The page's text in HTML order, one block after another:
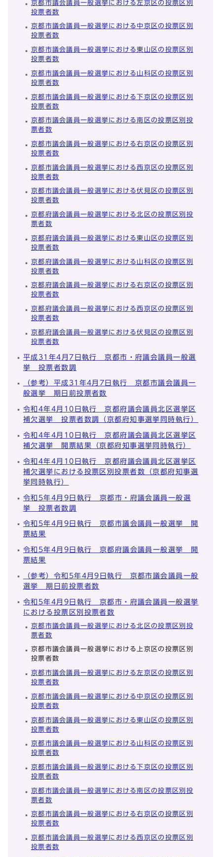
京都市議会議員一般選挙における左京区の投票区別
投票者数
京都市議会議員一般選挙における中京区の投票区別
投票者数
京都市議会議員一般選挙における東山区の投票区別
投票者数
京都市議会議員一般選挙における山科区の投票区別
投票者数
京都市議会議員一般選挙における下京区の投票区別
投票者数
京都市議会議員一般選挙における南区の投票区別投
票者数
京都市議会議員一般選挙における右京区の投票区別
投票者数
京都市議会議員一般選挙における西京区の投票区別
投票者数
京都市議会議員一般選挙における伏見区の投票区別
投票者数
京都府議会議員一般選挙における北区の投票区別投
票者数
京都府議会議員一般選挙における東山区の投票区別
投票者数
京都府議会議員一般選挙における山科区の投票区別
投票者数
京都府議会議員一般選挙における右京区の投票区別
投票者数
京都府議会議員一般選挙における西京区の投票区別
投票者数
京都府議会議員一般選挙における伏見区の投票区別
投票者数
平成31年4月7日執行 京都市・府議会議員一般選
挙 投票者数調
（参考）平成31年4月7日執行 京都市議会議員一
般選挙 期日前投票者数
令和4年4月10日執行 京都府議会議員北区選挙区
補欠選挙 投票者数調（京都府知事選挙同時執行）
令和4年4月10日執行 京都府議会議員北区選挙区
補欠選挙 開票結果（京都府知事選挙同時執行）
令和4年4月10日執行 京都府議会議員北区選挙区
補欠選挙における投票区別投票者数（京都府知事選
挙同時執行）
令和5年4月9日執行 京都市・府議会議員一般選
挙 投票者数調
令和5年4月9日執行 京都市議会議員一般選挙 開
票結果
令和5年4月9日執行 京都府議会議員一般選挙 開
票結果
（参考）令和5年4月9日執行 京都市議会議員一般
選挙 期日前投票者数
令和5年4月9日執行 京都市・府議会議員一般選挙
における投票区別投票者数
京都市議会議員一般選挙における北区の投票区別投
票者数
京都市議会議員一般選挙における上京区の投票区別
投票者数
京都市議会議員一般選挙における左京区の投票区別
投票者数
京都市議会議員一般選挙における中京区の投票区別
投票者数
京都市議会議員一般選挙における東山区の投票区別
投票者数
京都市議会議員一般選挙における山科区の投票区別
投票者数
京都市議会議員一般選挙における下京区の投票区別
投票者数
京都市議会議員一般選挙における南区の投票区別投
票者数
京都市議会議員一般選挙における右京区の投票区別
投票者数
京都市議会議員一般選挙における西京区の投票区別
投票者数